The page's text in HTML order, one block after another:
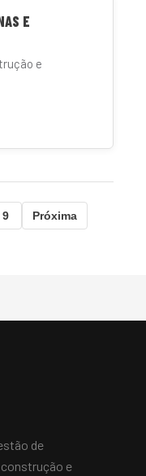
E
e
9 Próxima
de
e